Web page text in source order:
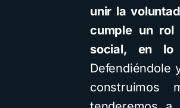
unir la
cumple un rol
social, en lo
Defendiéndole
construimos